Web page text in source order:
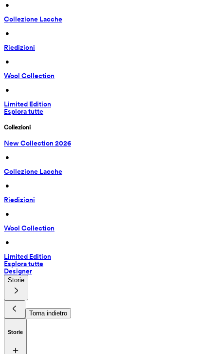
•
Collezione Lacche
•
Riedizioni
•
Wool Collection
•
Limited Edition
Esplora tutte
Collezioni
New Collection 2026
•
Collezione Lacche
•
Riedizioni
•
Wool Collection
•
Limited Edition
Esplora tutte
Designer
Storie
Torna indietro
Storie